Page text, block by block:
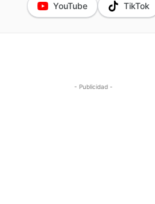
YouTube TikTok
- Publicidad -